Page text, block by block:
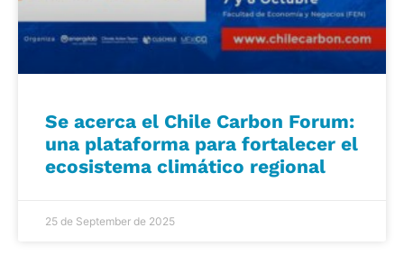
Se acerca el Chile Carbon Forum:
una plataforma para fortalecer el
ecosistema climático regional
25 de September de 2025